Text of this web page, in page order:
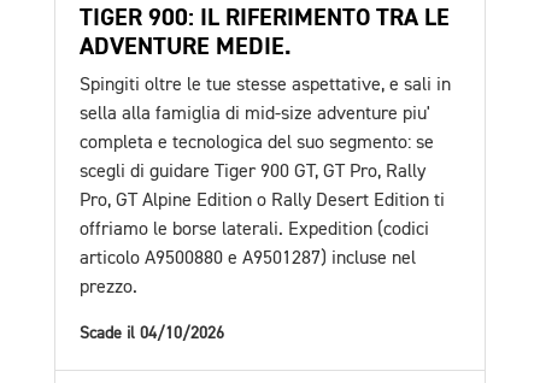
TIGER 900: IL RIFERIMENTO TRA LE
ADVENTURE MEDIE.
Spingiti oltre le tue stesse aspettative, e sali in
sella alla famiglia di mid-size adventure piu'
completa e tecnologica del suo segmento: se
scegli di guidare Tiger 900 GT, GT Pro, Rally
Pro, GT Alpine Edition o Rally Desert Edition ti
offriamo le borse laterali. Expedition (codici
articolo A9500880 e A9501287) incluse nel
prezzo.
Scade il 04/10/2026